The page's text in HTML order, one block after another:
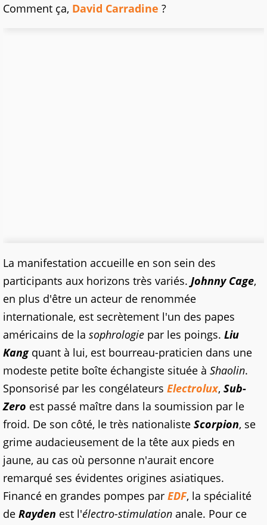
Comment ça, David Carradine ?
La manifestation accueille en son sein des
participants aux horizons très variés. Johnny Cage,
en plus d'être un acteur de renommée
internationale, est secrètement l'un des papes
américains de la sophrologie par les poings. Liu
Kangquant à lui, est bourreau-praticien dans une
modeste petite boîte échangiste située à Shaolin.
Sponsorisé par les congélateurs Electrolux, Sub-
Zero est passé maître dans la soumission par le
froid. De son côté, le très nationaliste Scorpion, se
grime audacieusement de la tête aux pieds en
jaune, au cas où personne n'aurait encore
remarqué ses évidentes origines asiatiques.
Financé en grandes pompes par EDF, la spécialité
de Rayden est l'électro-stimulation anale. Pour ce